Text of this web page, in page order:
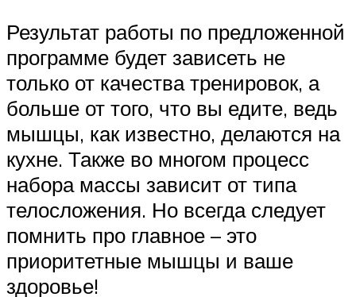
Результат работы по предложенной
программе будет зависеть не
только от качества тренировок, а
больше от того, что вы едите, ведь
мышцы, как известно, делаются на
кухне. Также во многом процесс
набора массы зависит от типа
телосложения. Но всегда следует
помнить про главное – это
приоритетные мышцы и ваше
здоровье!